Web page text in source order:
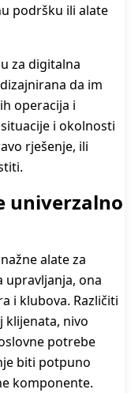
podršku ili alate
za digitalna
da im
operacija i
i okolnosti
rješenje, ili
univerzalno
alate za
upravljanja, ona
i klubova. Različiti
klijenata, nivo
potrebe
biti potpuno
komponente.